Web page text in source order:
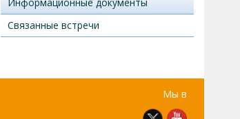
Связанные встречи
Мы в